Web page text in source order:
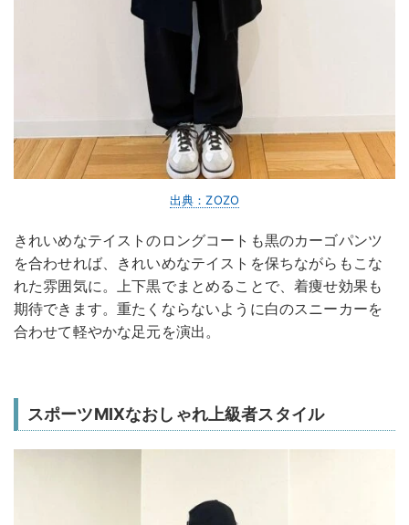
出典：ZOZO
きれいめなテイストのロングコートも黒のカーゴパンツ
を合わせれば、きれいめなテイストを保ちながらもこな
れた雰囲気に。上下黒でまとめることで、着痩せ効果も
期待できます。重たくならないように白のスニーカーを
合わせて軽やかな足元を演出。
スポーツMIXなおしゃれ上級者スタイル